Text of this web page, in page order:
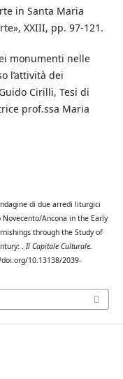
in Santa Maria
XXIII, pp. 97-121.
monumenti nelle
l’attività dei
Cirilli, Tesi di
prof.ssa Maria
di due arredi liturgici
Ancona in the Early
through the Study of
. Il Capitale Culturale.
10.13138/2039-